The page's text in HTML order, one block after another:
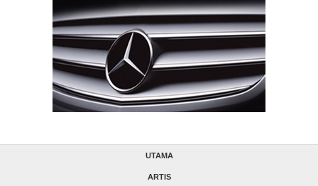
UTAMA
ARTIS